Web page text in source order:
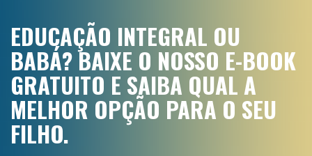
EDUCAÇÃO INTEGRAL OU
BABÁ? BAIXE O NOSSO E-BOOK
GRATUITO E SAIBA QUAL A
MELHOR OPÇÃO PARA O SEU
FILHO.